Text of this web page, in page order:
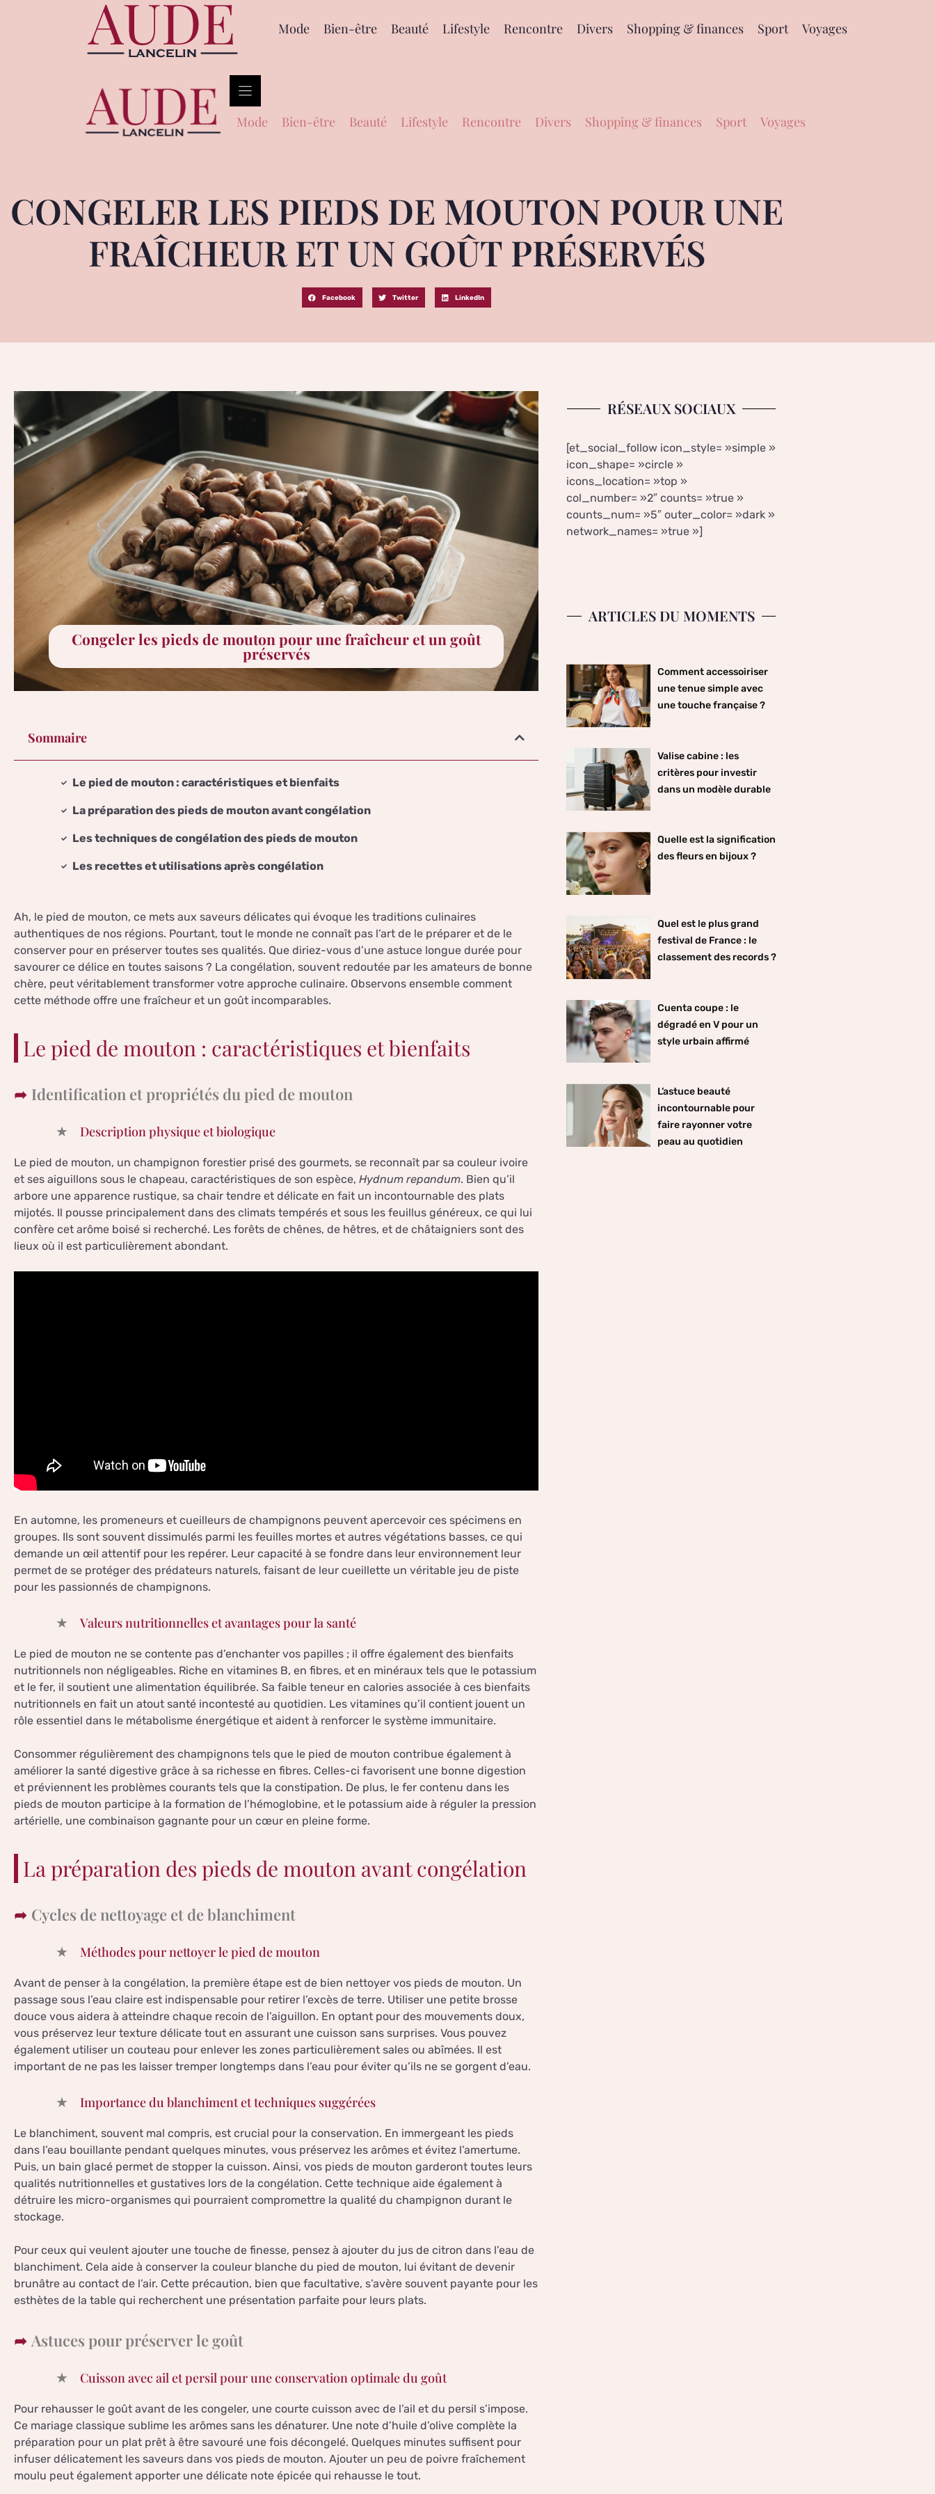
Mode Bien-être Beauté Lifestyle Rencontre Divers Shopping & finances Sport Voyages
Mode Bien-être Beauté Lifestyle Rencontre Divers Shopping & finances Sport Voyages
CONGELER LES PIEDS DE MOUTON POUR UNE
FRAÎCHEUR ET UN GOÛT PRÉSERVÉS
Facebook Twitter LinkedIn
Congeler les pieds de mouton pour une fraîcheur et un goût
préservés
Sommaire
Le pied de mouton : caractéristiques et bienfaits
La préparation des pieds de mouton avant congélation
Les techniques de congélation des pieds de mouton
Les recettes et utilisations après congélation
Ah, le pied de mouton, ce mets aux saveurs délicates qui évoque les traditions culinaires
authentiques de nos régions. Pourtant, tout le monde ne connaît pas l’art de le préparer et de le
conserver pour en préserver toutes ses qualités. Que diriez-vous d’une astuce longue durée pour
savourer ce délice en toutes saisons ? La congélation, souvent redoutée par les amateurs de bonne
chère, peut véritablement transformer votre approche culinaire. Observons ensemble comment
cette méthode offre une fraîcheur et un goût incomparables.
Le pied de mouton : caractéristiques et bienfaits
Identification et propriétés du pied de mouton
Description physique et biologique
Le pied de mouton, un champignon forestier prisé des gourmets, se reconnaît par sa couleur ivoire
et ses aiguillons sous le chapeau, caractéristiques de son espèce, Hydnum repandum. Bien qu’il
arbore une apparence rustique, sa chair tendre et délicate en fait un incontournable des plats
mijotés. Il pousse principalement dans des climats tempérés et sous les feuillus généreux, ce qui lui
confère cet arôme boisé si recherché. Les forêts de chênes, de hêtres, et de châtaigniers sont des
lieux où il est particulièrement abondant.
En automne, les promeneurs et cueilleurs de champignons peuvent apercevoir ces spécimens en
groupes. Ils sont souvent dissimulés parmi les feuilles mortes et autres végétations basses, ce qui
demande un œil attentif pour les repérer. Leur capacité à se fondre dans leur environnement leur
permet de se protéger des prédateurs naturels, faisant de leur cueillette un véritable jeu de piste
pour les passionnés de champignons.
Valeurs nutritionnelles et avantages pour la santé
Le pied de mouton ne se contente pas d’enchanter vos papilles ; il offre également des bienfaits
nutritionnels non négligeables. Riche en vitamines B, en fibres, et en minéraux tels que le potassium
et le fer, il soutient une alimentation équilibrée. Sa faible teneur en calories associée à ces bienfaits
nutritionnels en fait un atout santé incontesté au quotidien. Les vitamines qu’il contient jouent un
rôle essentiel dans le métabolisme énergétique et aident à renforcer le système immunitaire.
Consommer régulièrement des champignons tels que le pied de mouton contribue également à
améliorer la santé digestive grâce à sa richesse en fibres. Celles-ci favorisent une bonne digestion
et préviennent les problèmes courants tels que la constipation. De plus, le fer contenu dans les
pieds de mouton participe à la formation de l’hémoglobine, et le potassium aide à réguler la pression
artérielle, une combinaison gagnante pour un cœur en pleine forme.
La préparation des pieds de mouton avant congélation
Cycles de nettoyage et de blanchiment
Méthodes pour nettoyer le pied de mouton
Avant de penser à la congélation, la première étape est de bien nettoyer vos pieds de mouton. Un
passage sous l’eau claire est indispensable pour retirer l’excès de terre. Utiliser une petite brosse
douce vous aidera à atteindre chaque recoin de l’aiguillon. En optant pour des mouvements doux,
vous préservez leur texture délicate tout en assurant une cuisson sans surprises. Vous pouvez
également utiliser un couteau pour enlever les zones particulièrement sales ou abîmées. Il est
important de ne pas les laisser tremper longtemps dans l’eau pour éviter qu’ils ne se gorgent d’eau.
Importance du blanchiment et techniques suggérées
Le blanchiment, souvent mal compris, est crucial pour la conservation. En immergeant les pieds
dans l’eau bouillante pendant quelques minutes, vous préservez les arômes et évitez l’amertume.
Puis, un bain glacé permet de stopper la cuisson. Ainsi, vos pieds de mouton garderont toutes leurs
qualités nutritionnelles et gustatives lors de la congélation. Cette technique aide également à
détruire les micro-organismes qui pourraient compromettre la qualité du champignon durant le
stockage.
Pour ceux qui veulent ajouter une touche de finesse, pensez à ajouter du jus de citron dans l’eau de
blanchiment. Cela aide à conserver la couleur blanche du pied de mouton, lui évitant de devenir
brunâtre au contact de l’air. Cette précaution, bien que facultative, s’avère souvent payante pour les
esthètes de la table qui recherchent une présentation parfaite pour leurs plats.
Astuces pour préserver le goût
Cuisson avec ail et persil pour une conservation optimale du goût
Pour rehausser le goût avant de les congeler, une courte cuisson avec de l’ail et du persil s’impose.
Ce mariage classique sublime les arômes sans les dénaturer. Une note d’huile d’olive complète la
préparation pour un plat prêt à être savouré une fois décongelé. Quelques minutes suffisent pour
infuser délicatement les saveurs dans vos pieds de mouton. Ajouter un peu de poivre fraîchement
moulu peut également apporter une délicate note épicée qui rehausse le tout.
RÉSEAUX SOCIAUX
[et_social_follow icon_style= »simple »
icon_shape= »circle »
icons_location= »top »
col_number= »2″ counts= »true »
counts_num= »5″ outer_color= »dark »
network_names= »true »]
ARTICLES DU MOMENTS
Comment accessoiriser
une tenue simple avec
une touche française ?
Valise cabine : les
critères pour investir
dans un modèle durable
Quelle est la signification
des fleurs en bijoux ?
Quel est le plus grand
festival de France : le
classement des records ?
Cuenta coupe : le
dégradé en V pour un
style urbain affirmé
L’astuce beauté
incontournable pour
faire rayonner votre
peau au quotidien